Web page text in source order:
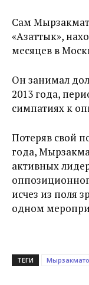
Сам
«Азаттык»,
месяцев в
Он занимал
2013 года,
симпатиях к
Потеряв свой
года,
активных
исчез из поля
одном
ТЕГИ